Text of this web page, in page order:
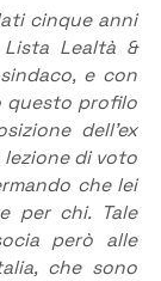
cinque anni
Lealtà &
e con
questo profilo
dell’ex
lezione di voto
che lei
per chi. Tale
però alle
che sono